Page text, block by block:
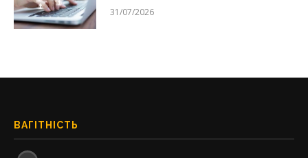
31/07/2026
ВАГІТНІСТЬ